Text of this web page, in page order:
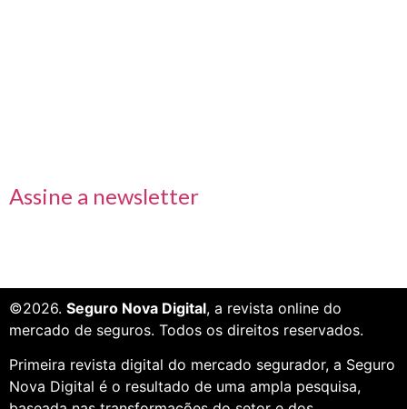
Assine a newsletter
©2026. Seguro Nova Digital, a revista online do
mercado de seguros. Todos os direitos reservados.
Primeira revista digital do mercado segurador, a Seguro
Nova Digital é o resultado de uma ampla pesquisa,